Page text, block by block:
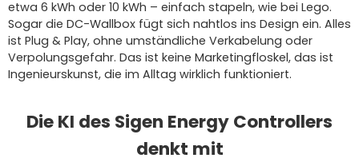
etwa 6 kWh oder 10 kWh – einfach stapeln, wie bei Lego.
Sogar die DC-Wallbox fügt sich nahtlos ins Design ein. Alles
ist Plug & Play, ohne umständliche Verkabelung oder
Verpolungsgefahr. Das ist keine Marketingfloskel, das ist
Ingenieurskunst, die im Alltag wirklich funktioniert.
Die KI des Sigen Energy Controllers
denkt mit